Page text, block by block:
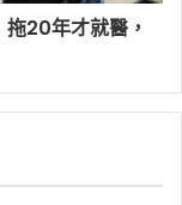
20年才就醫，